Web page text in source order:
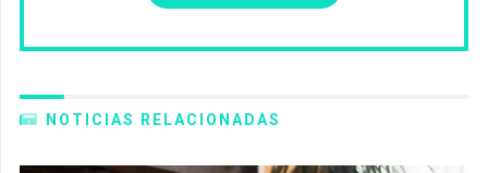
NOTICIAS RELACIONADAS